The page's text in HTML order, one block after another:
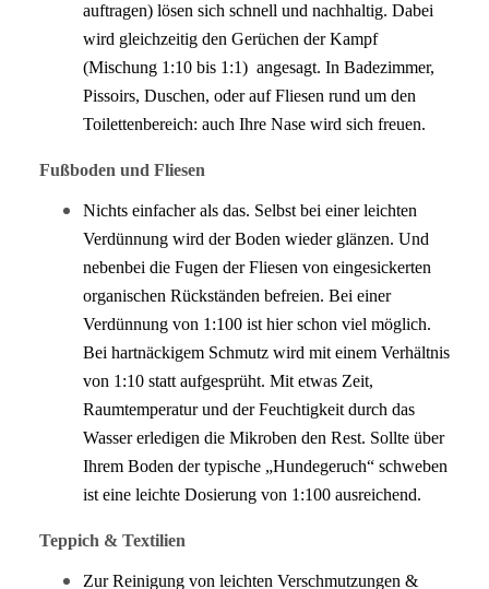
auftragen) lösen sich schnell und nachhaltig. Dabei
wird gleichzeitig den Gerüchen der Kampf
(Mischung 1:10 bis 1:1) angesagt. In Badezimmer,
Pissoirs, Duschen, oder auf Fliesen rund um den
Toilettenbereich: auch Ihre Nase wird sich freuen.
Fußboden und Fliesen
Nichts einfacher als das. Selbst bei einer leichten
Verdünnung wird der Boden wieder glänzen. Und
nebenbei die Fugen der Fliesen von eingesickerten
organischen Rückständen befreien. Bei einer
Verdünnung von 1:100 ist hier schon viel möglich.
Bei hartnäckigem Schmutz wird mit einem Verhältnis
von 1:10 statt aufgesprüht. Mit etwas Zeit,
Raumtemperatur und der Feuchtigkeit durch das
Wasser erledigen die Mikroben den Rest. Sollte über
Ihrem Boden der typische „Hundegeruch“ schweben
ist eine leichte Dosierung von 1:100 ausreichend.
Teppich & Textilien
Zur Reinigung von leichten Verschmutzungen &